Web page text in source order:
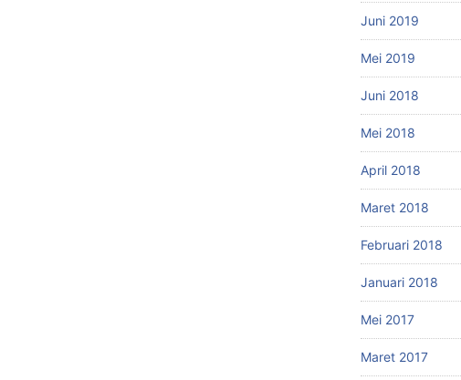
Juni 2019
Mei 2019
Juni 2018
Mei 2018
April 2018
Maret 2018
Februari 2018
Januari 2018
Mei 2017
Maret 2017